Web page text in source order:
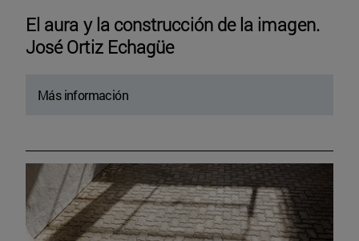
El aura y la construcción de la imagen.
José Ortiz Echagüe
Más información